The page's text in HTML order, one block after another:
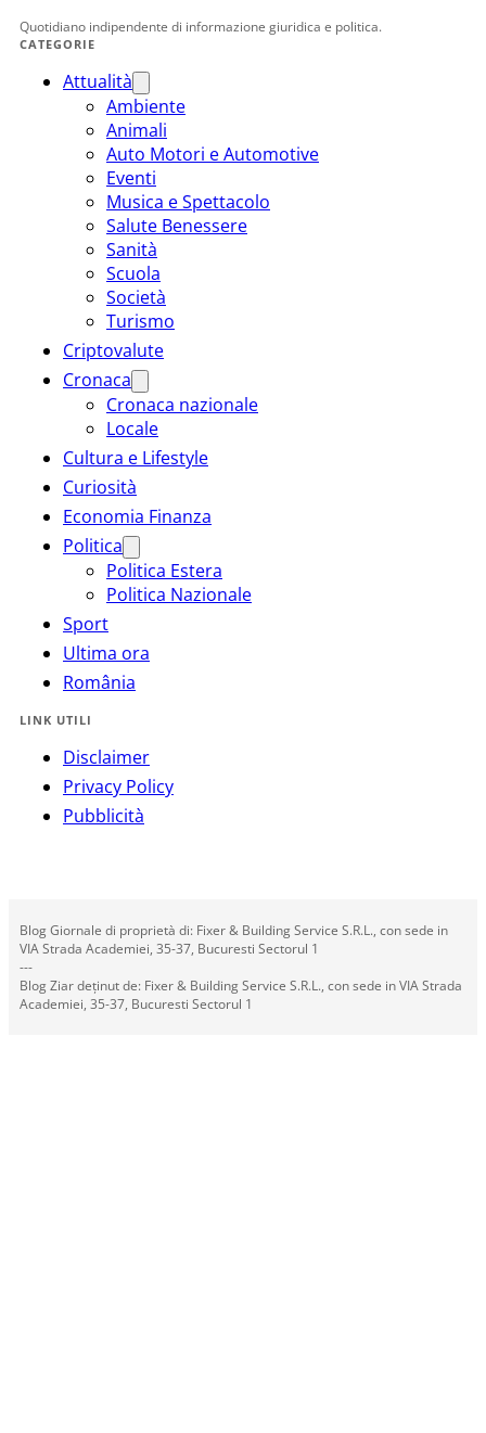
Quotidiano indipendente di informazione giuridica e politica.
CATEGORIE
Attualità
Ambiente
Animali
Auto Motori e Automotive
Eventi
Musica e Spettacolo
Salute Benessere
Sanità
Scuola
Società
Turismo
Criptovalute
Cronaca
Cronaca nazionale
Locale
Cultura e Lifestyle
Curiosità
Economia Finanza
Politica
Politica Estera
Politica Nazionale
Sport
Ultima ora
România
LINK UTILI
Disclaimer
Privacy Policy
Pubblicità
Blog Giornale di proprietà di: Fixer & Building Service S.R.L., con sede in
VIA Strada Academiei, 35-37, Bucuresti Sectorul 1
---
Blog Ziar deținut de: Fixer & Building Service S.R.L., con sede in VIA Strada
Academiei, 35-37, Bucuresti Sectorul 1